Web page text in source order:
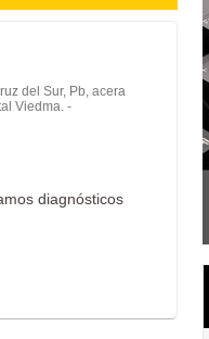
del Sur, Pb, acera
Viedma. -
diagnósticos